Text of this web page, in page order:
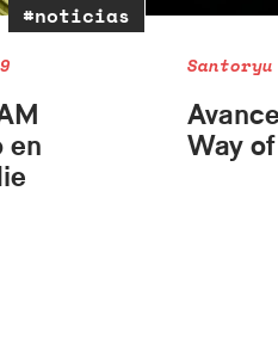
#noticias
en
Way